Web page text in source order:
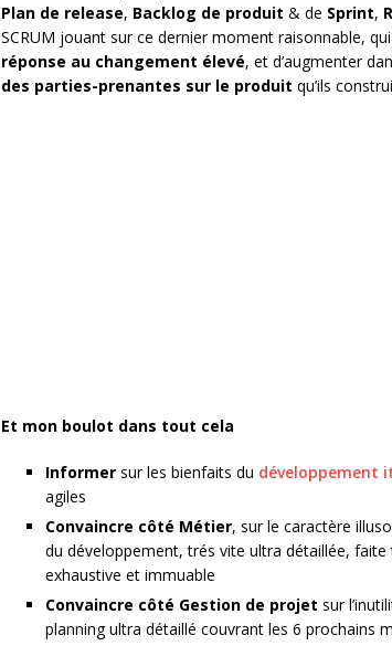
Plan de release, Backlog de produit & de Sprint,
SCRUM jouant sur ce dernier moment raisonnable,
réponse au changement élevé, et d’augmenter
des parties-prenantes sur le produit qu’ils
Et mon boulot dans tout cela
Informer sur les bienfaits du développement
agiles
Convaincre côté Métier, sur le caractère
du développement, trés vite ultra détaillée,
exhaustive et immuable
Convaincre côté Gestion de projet sur
planning ultra détaillé couvrant les 6 prochains